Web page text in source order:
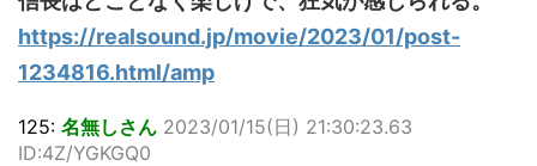
https://realsound.jp/movie/2023/01/post-
1234816.html/amp
125: 名無しさん 2023/01/15(日) 21:30:23.63
ID:4Z/YGKGQ0